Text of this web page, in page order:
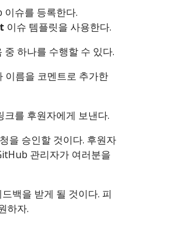
슈를 등록한다.
이슈 템플릿을 사용한다.
하나를 수행할 수 있다.
이름을 코멘트로 추가한
를 후원자에게 보낸다.
을 승인할 것이다. 후원자
관리자가 여러분을
백을 받게 될 것이다. 피
하자.